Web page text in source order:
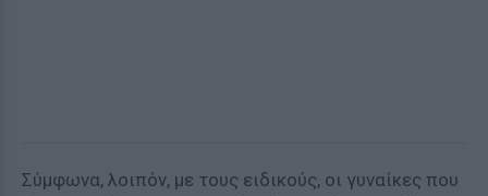
Σύμφωνα, λοιπόν, με τους ειδικούς, οι γυναίκες που